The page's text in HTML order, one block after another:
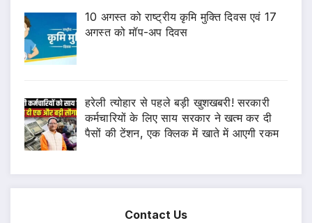
10 अगस्त को राष्ट्रीय कृमि मुक्ति दिवस एवं 17
अगस्त को मॉप-अप दिवस
हरेली त्योहार से पहले बड़ी खुशखबरी! सरकारी
कर्मचारियों के लिए साय सरकार ने खत्म कर दी
पैसों की टेंशन, एक क्लिक में खाते में आएगी रकम
Contact Us